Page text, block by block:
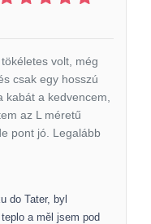
volt, még
csak egy hosszú
kabát a kedvencem,
az L méretű
pont jó. Legalább
do Tater, byl
a měl jsem pod